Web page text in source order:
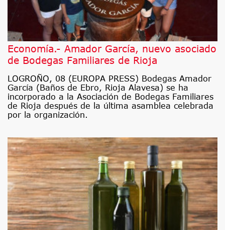
Economía.- Amador García, nuevo asociado
de Bodegas Familiares de Rioja
LOGROÑO, 08 (EUROPA PRESS) Bodegas Amador
García (Baños de Ebro, Rioja Alavesa) se ha
incorporado a la Asociación de Bodegas Familiares
de Rioja después de la última asamblea celebrada
por la organización.